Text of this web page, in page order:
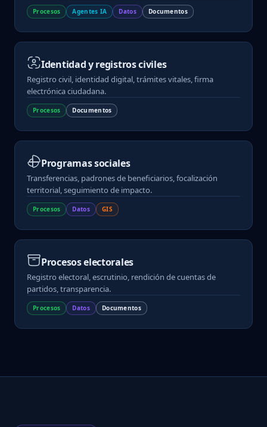
Procesos Agentes IA Datos Documentos
Identidad y registros civiles
Registro civil, identidad digital, trámites vitales, firma
electrónica ciudadana.
Procesos Documentos
Programas sociales
Transferencias, padrones de beneficiarios, focalización
territorial, seguimiento de impacto.
Procesos Datos GIS
Procesos electorales
Registro electoral, escrutinio, rendición de cuentas de
partidos, transparencia.
Procesos Datos Documentos